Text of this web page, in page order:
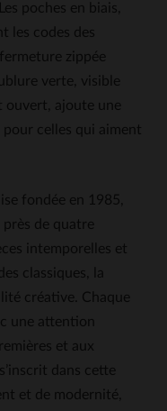
poches en biais,
les codes des
zippée
verte, visible
ouvert, ajoute une
pour celles qui aiment
fondée en 1985,
près de quatre
intemporelles et
classiques, la
créative. Chaque
une attention
et aux
dans cette
et de modernité,